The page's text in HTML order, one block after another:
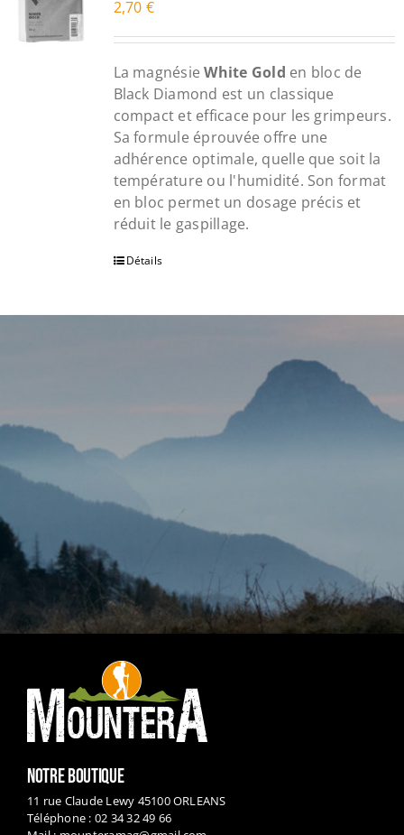
2,70 €
La magnésieWhite Gold en bloc de
Black Diamond est un classique
compact et efficace pour les grimpeurs.
Sa formule éprouvée offre une
adhérence optimale, quelle que soit la
température ou l'humidité. Son format
en bloc permet un dosage précis et
réduit le gaspillage.
Détails
NOTRE BOUTIQUE
11 rue Claude Lewy 45100 ORLEANS
Téléphone : 02 34 32 49 66